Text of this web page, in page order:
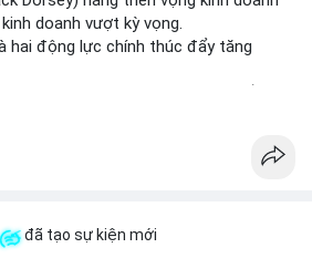
động theo cảm xúc khi chưa xác
#451kusd
doanh vượt kỳ vọng.
hai động lực chính thúc đẩy tăng
mềm.
đã tạo sự kiện mới